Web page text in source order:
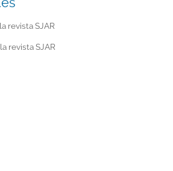
revista SJAR
revista SJAR